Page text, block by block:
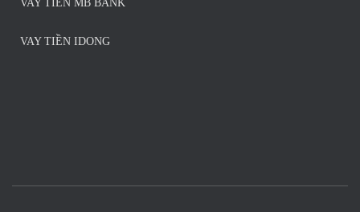
VAY TIỀN MB BANK
VAY TIỀN IDONG